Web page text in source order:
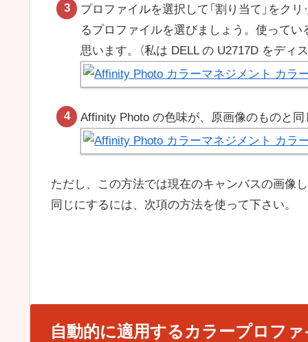
プロファイルを選択して「割り当て」をク
るプロファイルを選びましょう。使って
思います。（私は DELL の U2717D をディ
Affinity Photo の色味が、原画像のものと
ただし、この方法では現在のキャンバスの画像
同じにするには、次項の方法を使って下さい。
自動的に適用するカラープロフ